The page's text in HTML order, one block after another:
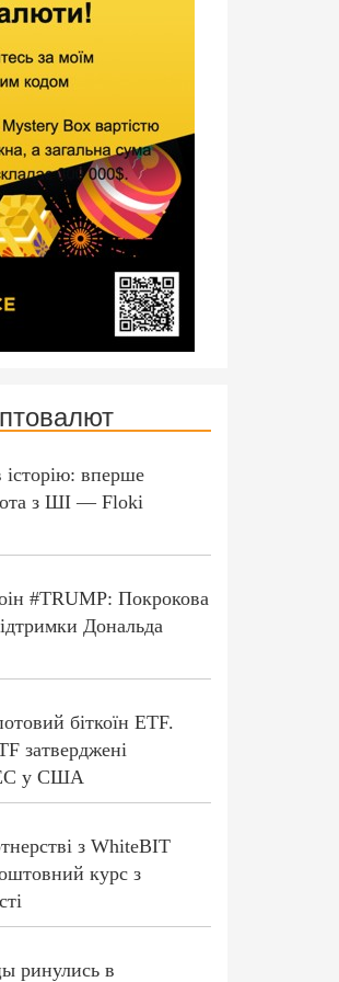
історію: вперше
з ШІ — Floki
#TRUMP: Покрокова
Дональда
біткоїн ETF.
затверджені
у США
з WhiteBIT
курс з
ринулись в